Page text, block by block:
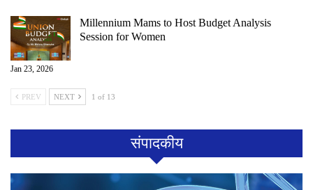
Millennium Mams to Host Budget Analysis
Session for Women
Jan 23, 2026
PREV NEXT 1 of 13
संपादकीय